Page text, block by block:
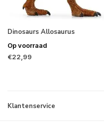
Dinosaurs Allosaurus
Op voorraad
€22,99
Klantenservice